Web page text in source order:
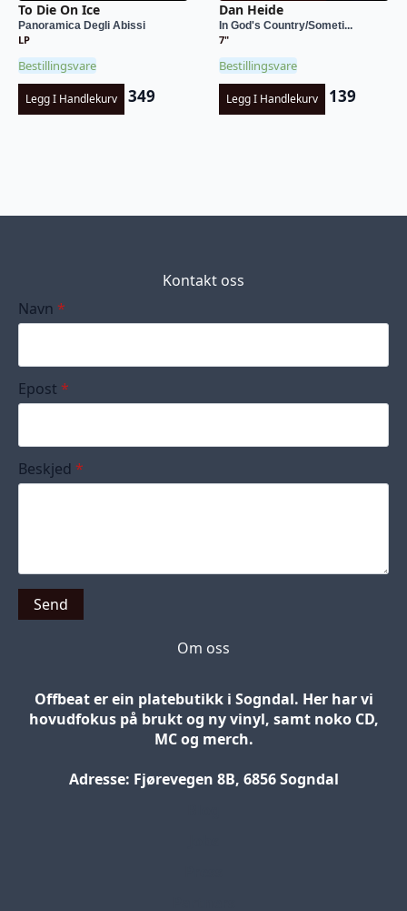
To Die On Ice
Panoramica Degli Abissi
LP
Bestillingsvare
Legg I Handlekurv 349
Dan Heide
In God's Country/Someti...
7"
Bestillingsvare
Legg I Handlekurv 139
Kontakt oss
Navn *
Epost *
Beskjed *
Send
Om oss
Offbeat er ein platebutikk i Sogndal. Her har vi
hovudfokus på brukt og ny vinyl, samt noko CD,
MC og merch.
Adresse: Fjørevegen 8B, 6856 Sogndal